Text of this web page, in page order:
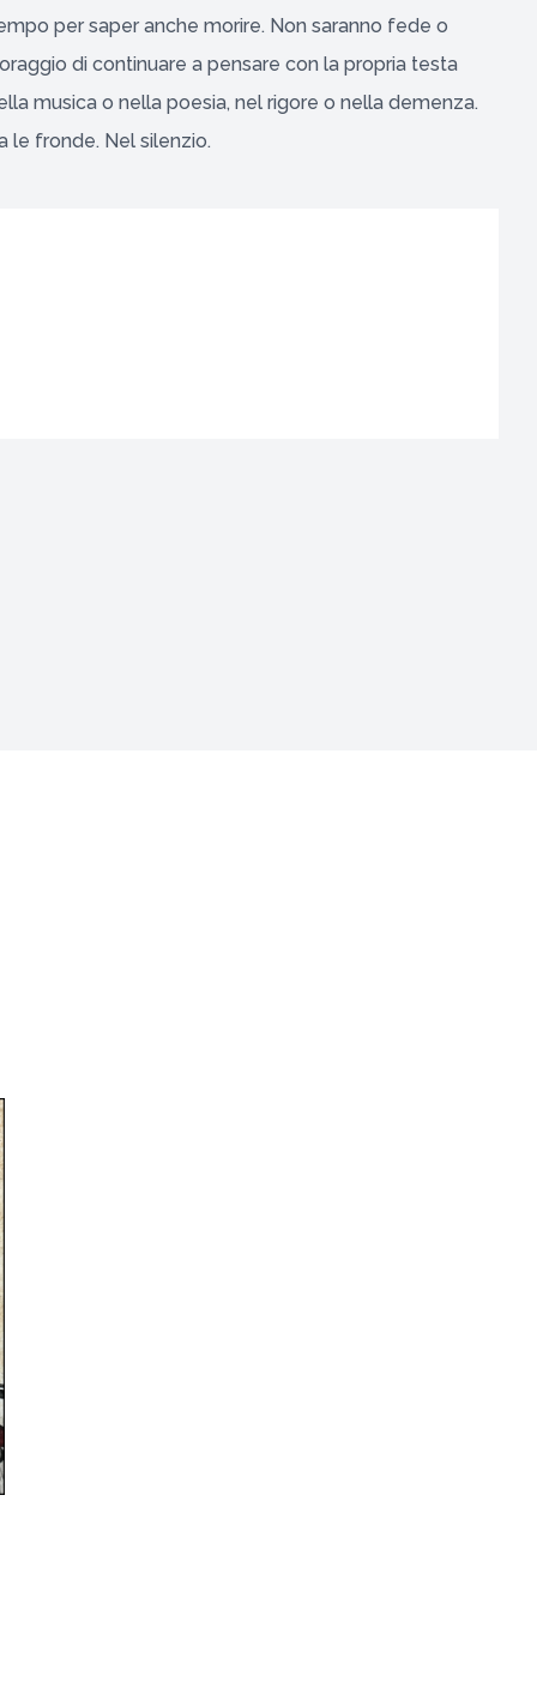
per saper anche morire. Non saranno fede o
di continuare a pensare con la propria testa
musica o nella poesia, nel rigore o nella demenza.
le fronde. Nel silenzio.